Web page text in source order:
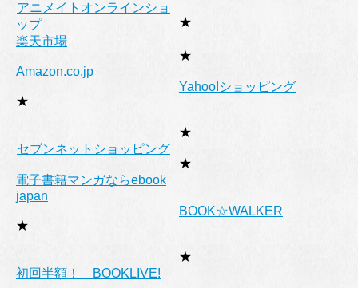
アニメイトオンラインショ
ップ
★
楽天市場
★
Amazon.co.jp
★
Yahoo!ショッピング
★
セブンネットショッピング
★
電子書籍マンガならebook
japan
★
BOOK☆WALKER
★
初回半額！ BOOKLIVE!